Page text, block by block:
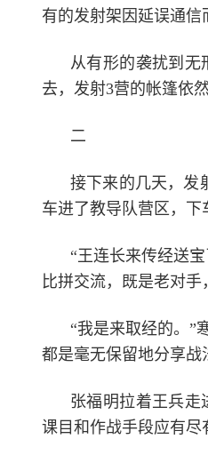
有的发射架因延误通信
从有形的袭扰到无
去，发射3营的帐篷依
二
接下来的几天，发
车进了教导队营区，下
“王连长来传经送
比拼交流，既是老对手
“我是来取经的。”
都是毫无保留地分享战
张福明拉着王兵走
课目和作战手段应有尽